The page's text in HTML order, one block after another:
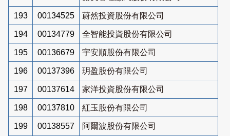
193 00134525 蔚然投資股份有限公司
194 00134779 全智能投資股份有限公司
195 00136679 宇安順股份有限公司
196 00137396 玥盈股份有限公司
197 00137614 家洋投資股份有限公司
198 00137810 紅玉股份有限公司
199 00138557 阿爾波股份有限公司